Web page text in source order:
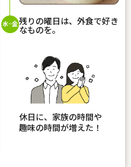
残りの曜日は、外食で好き
なものを。
休日に、家族の時間や
趣味の時間が増えた！